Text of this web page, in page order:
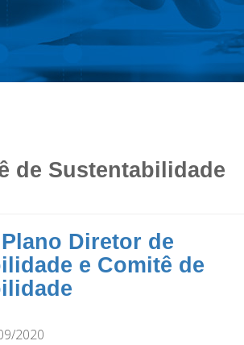
de Sustentabilidade
Diretor de
e Comitê de
2020